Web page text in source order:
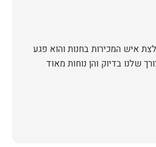
איש המכירות בחנות והוא פגע
שלנו בדיוק והן נוחות מאוד